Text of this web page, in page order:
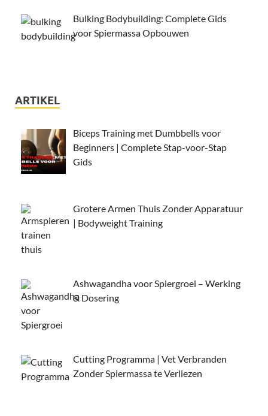
Bulking Bodybuilding: Complete Gids
voor Spiermassa Opbouwen
ARTIKEL
Biceps Training met Dumbbells voor
Beginners | Complete Stap-voor-Stap
Gids
Grotere Armen Thuis Zonder Apparatuur
| Bodyweight Training
Ashwagandha voor Spiergroei – Werking
& Dosering
Cutting Programma | Vet Verbranden
Zonder Spiermassa te Verliezen